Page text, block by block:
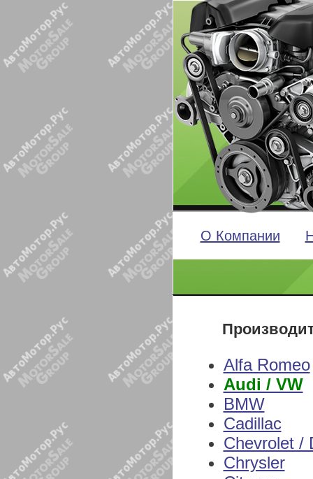
О Компании
Alfa Romeo
Audi / VW
BMW
Cadillac
Chevrolet /
Chrysler